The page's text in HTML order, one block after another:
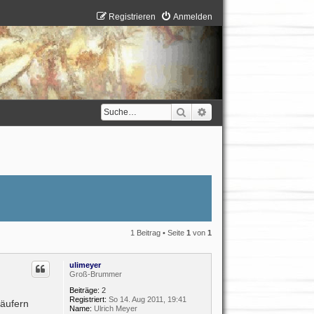
Anmelden
Registrieren
Suche
1 Beitrag • Seite 1 von 1
ulimeyer
Groß-Brummer
Beiträge: 2
Registriert: So 14. Aug 2011, 19:41
Name: Ulrich Meyer